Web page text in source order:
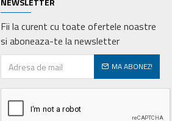
Fii la curent cu toate ofertele noastre
si aboneaza-te la newsletter
MA ABONEZ!